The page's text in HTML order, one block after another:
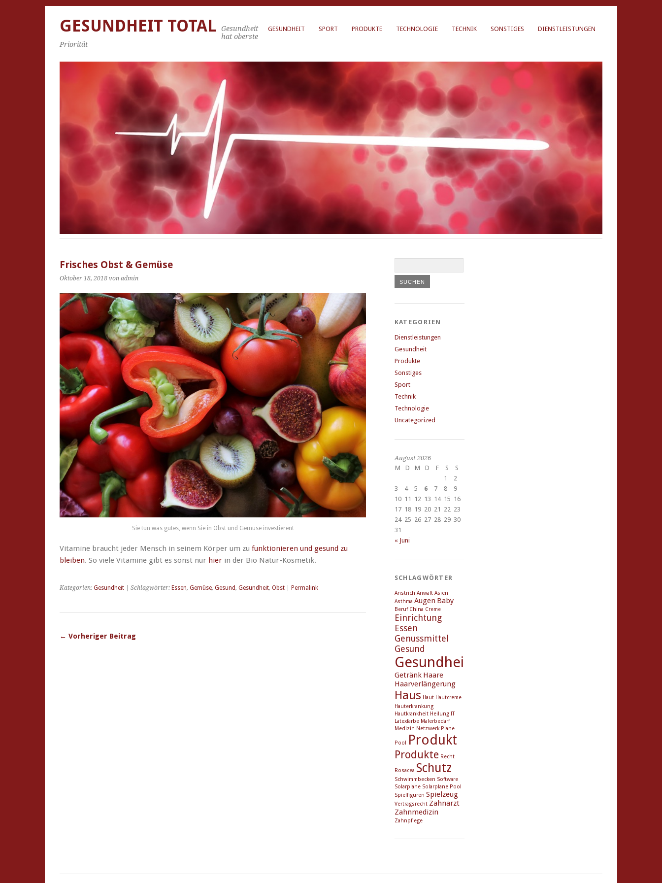
GESUNDHEIT SPORT PRODUKTE TECHNOLOGIE TECHNIK SONSTIGES DIENSTLEISTUNGEN
GESUNDHEIT TOTAL
Gesundheit
hat oberste
Priorität
Frisches Obst & Gemüse
Oktober 18, 2018 von admin
Sie tun was gutes, wenn Sie in Obst und Gemüse investieren!
Vitamine braucht jeder Mensch in seinem Körper um zu funktionieren und gesund zu
bleiben. So viele Vitamine gibt es sonst nur hier in der Bio Natur-Kosmetik.
Kategorien: Gesundheit | Schlagwörter: Essen, Gemüse, Gesund, Gesundheit, Obst Permalink
← Vorheriger Beitrag
KATEGORIEN
Dienstleistungen
Gesundheit
Produkte
Sonstiges
Sport
Technik
Technologie
Uncategorized
August 2026
M
D M D F S
S
1
2
3
4 5 6 7 8
9
10 11 12 13 14 15 16
17 18 19 20 21 22 23
24 25 26 27 28 29 30
31
« Juni
SCHLAGWÖRTER
Anstrich Anwalt Asien
Asthma Augen Baby
Beruf China Creme
Einrichtung
Essen
Genussmittel
Gesund
Gesundheit
Getränk Haare
Haarverlängerung
Haus Haut Hautcreme
Hauterkrankung
Hautkrankheit Heilung IT
Latexfarbe Malerbedarf
Medizin Netzwerk Plane
Pool Produkt
Produkte Recht
Rosacea Schutz
Schwimmbecken Software
Solarplane Solarplane Pool
Spielfiguren Spielzeug
Vertragsrecht Zahnarzt
Zahnmedizin
Zahnpflege